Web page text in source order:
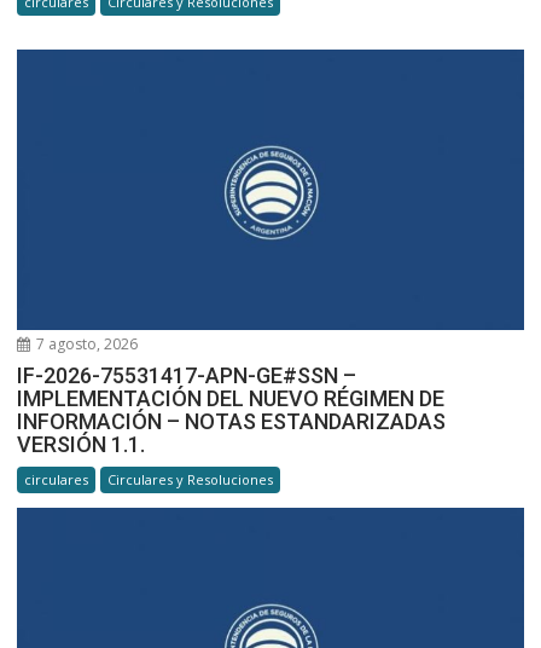
7 agosto, 2026
IF-2026-75531417-APN-GE#SSN –
IMPLEMENTACIÓN DEL NUEVO RÉGIMEN DE
INFORMACIÓN – NOTAS ESTANDARIZADAS
VERSIÓN 1.1.
circulares Circulares y Resoluciones